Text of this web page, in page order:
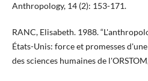
Anthropology, 14 (2): 153-171.
RANC, Elisabeth. 1988.
États-Unis: force et promesses
des sciences humaines de